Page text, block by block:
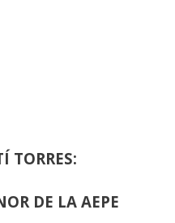
TORRES:
DE LA AEPE